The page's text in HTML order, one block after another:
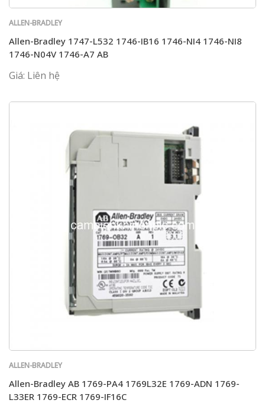
ALLEN-BRADLEY
Allen-Bradley 1747-L532 1746-IB16 1746-NI4 1746-NI8
1746-N04V 1746-A7 AB
Giá: Liên hệ
ALLEN-BRADLEY
Allen-Bradley AB 1769-PA4 1769L32E 1769-ADN 1769-
L33ER 1769-ECR 1769-IF16C